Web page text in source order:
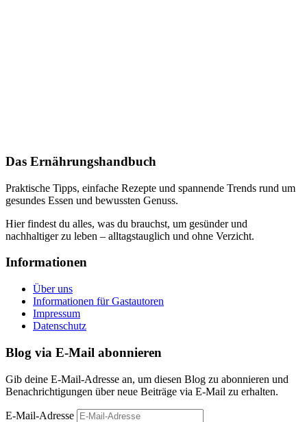
Das Ernährungshandbuch
Praktische Tipps, einfache Rezepte und spannende Trends rund um
gesundes Essen und bewussten Genuss.
Hier findest du alles, was du brauchst, um gesünder und
nachhaltiger zu leben – alltagstauglich und ohne Verzicht.
Informationen
Über uns
Informationen für Gastautoren
Impressum
Datenschutz
Blog via E-Mail abonnieren
Gib deine E-Mail-Adresse an, um diesen Blog zu abonnieren und
Benachrichtigungen über neue Beiträge via E-Mail zu erhalten.
E-Mail-Adresse